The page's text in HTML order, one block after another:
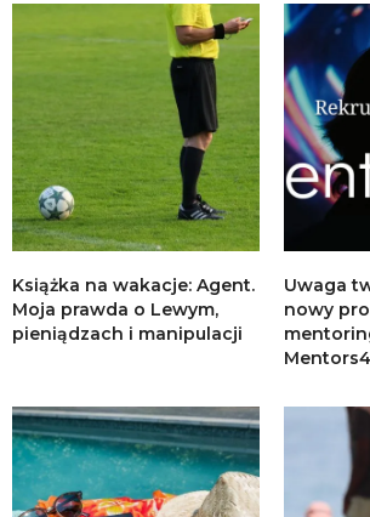
Książka na wakacje: Agent.
Moja prawda o Lewym,
pieniądzach i manipulacji
Uwaga
nowy